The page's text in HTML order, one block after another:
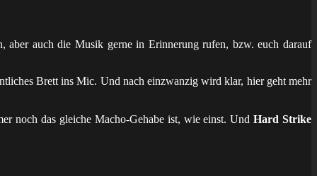
aber auch die Musik gerne in Erinnerung rufen, bzw. euch darauf
Brett ins Mic. Und nach einzwanzig wird klar, hier geht mehr
noch das gleiche Macho-Gehabe ist, wie einst. UndHard Strike